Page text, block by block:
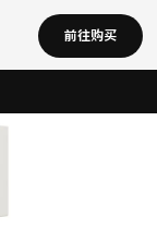
前往购买